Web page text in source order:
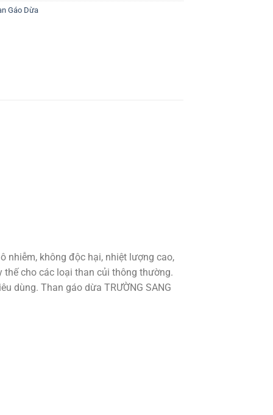
Gáo Dừa
nhiễm, không độc hại, nhiệt lượng cao,
thế cho các loại than củi thông thường.
dùng. Than gáo dừa TRƯỜNG SANG